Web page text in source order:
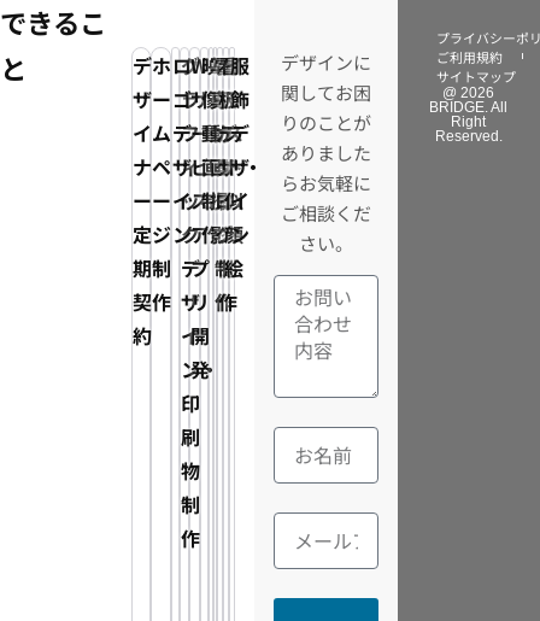
できるこ
と
デ
ザ
イ
ナ
ー
定
期
契
約
グ
ラ
フ
ィ
ッ
ク
デ
ザ
イ
ン・
印
刷
物
制
作
ロ
ゴ
デ
ザ
イ
ン
ホ
ー
ム
ペ
ー
ジ
制
作
Web
サ
ー
ビ
ス・
ア
プ
リ
開
発
映
像・
動
画
制
作
写
真・
動
画
撮
影
電
子
カ
タ
ロ
グ
制
作
看
板
デ
ザ
イ
ン
制
作
イ
ラ
ス
ト・
似
顔
絵
服
飾
デ
ザ
イ
ン
デザインに
関してお困
りのことが
ありました
らお気軽に
ご相談くだ
さい。
@ 2026
BRIDGE. All
Right
Reserved.
プライバシーポ
ご利用規約
サイトマップ